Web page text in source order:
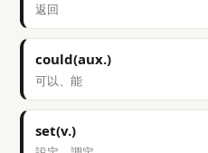
返回
could(aux.)
可以、能
set(v.)